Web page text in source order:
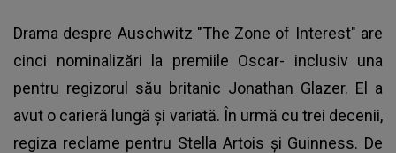
Drama despre Auschwitz "The Zone of Interest" are
cinci nominalizări la premiile Oscar- inclusiv una
pentru regizorul său britanic Jonathan Glazer. El a
avut o carieră lungă şi variată. În urmă cu trei decenii,
regiza reclame pentru Stella Artois şi Guinness. De